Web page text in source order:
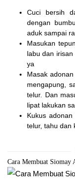
Cuci bersih
dengan
aduk sampai
Masukan
labu dan
ya
Masak
mengapung,
telur. Dan
lipat lakukan
Kukus
telur, tahu dan
Cara Membuat Siomay